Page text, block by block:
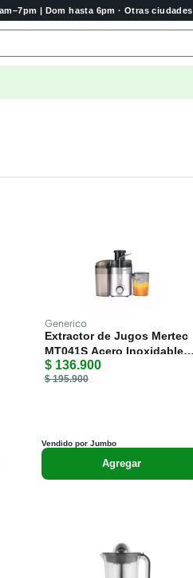
| Dom hasta 6pm · Otras ciudades
Generico
Extractor de Jugos Mertec
MT041S Acero Inoxidable
800 ml
$ 136.900
$ 195.900
Vendido por Jumbo
Agregar